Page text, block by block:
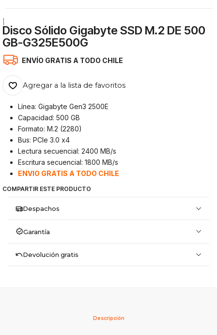
Disco Sólido Gigabyte SSD M.2 DE 500
GB-G325E500G
ENVÍO GRATIS A TODO CHILE
Agregar a la lista de favoritos
Línea: Gigabyte Gen3 2500E
Capacidad: 500 GB
Formato: M.2 (2280)
Bus: PCIe 3.0 x4
Lectura secuencial: 2400 MB/s
Escritura secuencial: 1800 MB/s
ENVIO GRATIS A TODO CHILE
COMPARTIR ESTE PRODUCTO
Despachos
Garantía
Devolución gratis
Descripción